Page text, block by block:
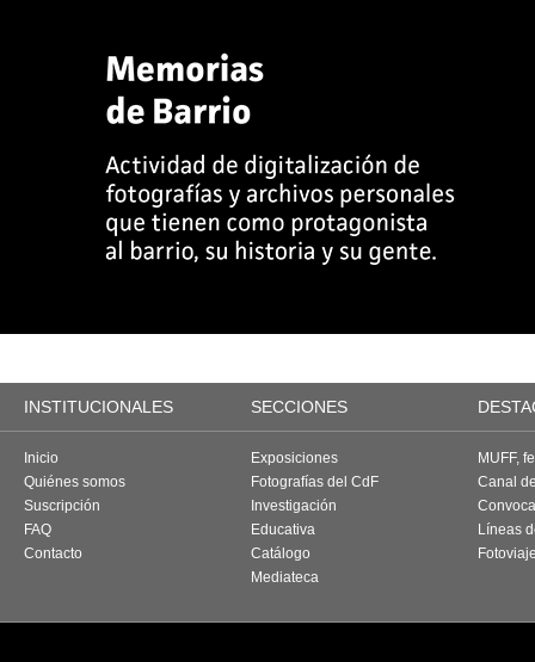
INSTITUCIONALES SECCIONES
Inicio
Quiénes somos
Suscripción
FAQ
Contacto
Exposiciones
Fotografías del CdF
Investigación
Educativa
Catálogo
Mediateca
MUFF,
Canal
Líneas